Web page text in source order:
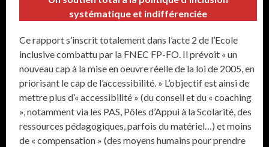
systématique et indifférenciée
Ce rapport s’inscrit totalement dans l’acte 2 de l’Ecole
inclusive combattu par la FNEC FP-FO. Il prévoit « un
nouveau cap à la mise en oeuvre réelle de la loi de 2005, en
priorisant le cap de l’accessibilité. » L’objectif est ainsi de
mettre plus d’« accessibilité » (du conseil et du « coaching
», notamment via les PAS, Pôles d’Appui à la Scolarité, des
ressources pédagogiques, parfois du matériel…) et moins
de « compensation » (des moyens humains pour prendre